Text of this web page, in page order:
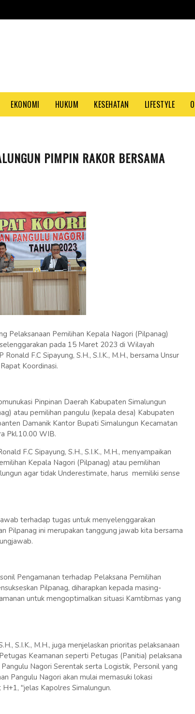
EKONOMI HUKUM KESEHATAN LIFESTYLE
PIMPIN RAKOR BERSAMA
Pelaksanaan Pemilihan Kepala Nagori (Pilpanag)
pada 15 Maret 2023 di Wilayah
F.C Sipayung, S.H., S.I.K., M.H., bersama Unsur
Koordinasi.
Pinpinan Daerah Kabupaten Simalungun
atau pemilihan pangulu (kepala desa) Kabupaten
Damanik Kantor Bupati Simalungun Kecamatan
Pkl.10.00 WIB.
F.C Sipayung, S.H., S.I.K., M.H., menyampaikan
Kepala Nagori (Pilpanag) atau pemilihan
agar tidak Underestimate, harus memiliki sense
terhadap tugas untuk menyelenggarakan
Pilpanag ini merupakan tanggung jawab kita bersama
Pengamanan terhadap Pelaksana Pemilihan
Pilpanag, diharapkan kepada masing-
untuk mengoptimalkan situasi Kamtibmas yang
S.I.K., M.H., juga menjelaskan prioritas pelaksanaan
Keamanan seperti Petugas (Panitia) pelaksana
Nagori Serentak serta Logistik, Personil yang
Pangulu Nagori akan mulai memasuki lokasi
"jelas Kapolres Simalungun.
PASANG IKLAN